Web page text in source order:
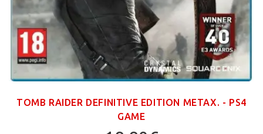
TOMB RAIDER DEFINITIVE EDITION ΜΕΤΑΧ. - PS4
GAME